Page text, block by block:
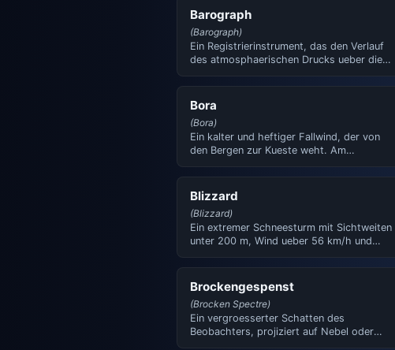
Barograph
(Barograph)
Ein Registrierinstrument, das den Verlauf
des atmosphaerischen Drucks ueber die
Bora
(Bora)
Ein kalter und heftiger Fallwind, der von
den Bergen zur Kueste weht. Am
Blizzard
(Blizzard)
Ein extremer Schneesturm mit Sichtweiten
unter 200 m, Wind ueber 56 km/h und
Brockengespenst
(Brocken Spectre)
Ein vergroesserter Schatten des
Beobachters, projiziert auf Nebel oder